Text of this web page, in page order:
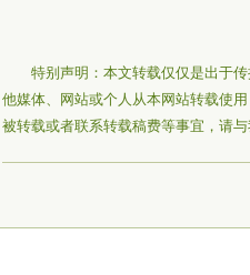
特别声明：本文转载仅仅是出于
他媒体、网站或个人从本网站转载使
被转载或者联系转载稿费等事宜，请与